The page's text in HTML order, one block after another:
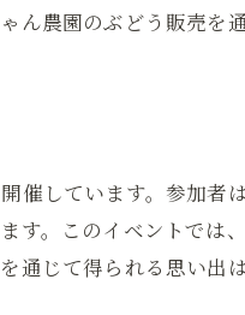
甘みが家庭の食卓を彩
楽しむぶどうの手作りレ
に人気のぶどうスイーツ
もに学ぶぶどうの栄養価
ん農園のぶどう販売
催しています。参加
す。このイベントで
通じて得られる思い出